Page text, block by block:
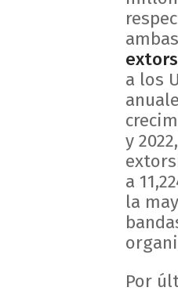
a los
y
a
la
Por